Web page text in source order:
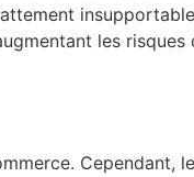
les
Cependant,